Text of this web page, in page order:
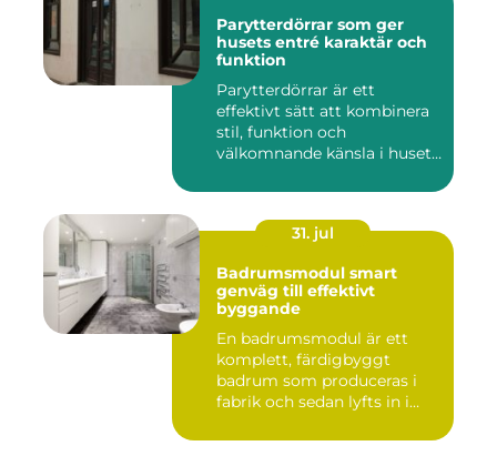
Parytterdörrar som ger
husets entré karaktär och
funktion
Parytterdörrar är ett
effektivt sätt att kombinera
stil, funktion och
välkomnande känsla i husets
31. jul
Badrumsmodul smart
genväg till effektivt
byggande
En badrumsmodul är ett
komplett, färdigbyggt
badrum som produceras i
fabrik och sedan lyfts in i